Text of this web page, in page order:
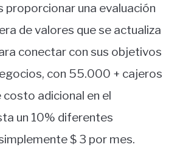
proporcionar una evaluación
de valores que se actualiza
conectar con sus objetivos
con 55.000 + cajeros
adicional en el
un 10% diferentes
$ 3 por mes.